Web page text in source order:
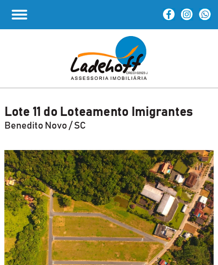
Lote 11 do Loteamento Imigrantes
Benedito Novo / SC